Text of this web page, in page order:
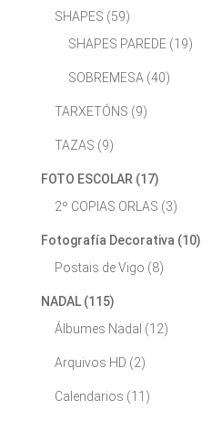
SHAPES (59)
SHAPES PAREDE (19)
SOBREMESA (40)
TARXETÓNS (9)
TAZAS (9)
FOTO ESCOLAR (17)
2º COPIAS ORLAS (3)
Fotografía Decorativa (10)
Postais de Vigo (8)
NADAL (115)
Álbumes Nadal (12)
Arquivos HD (2)
Calendarios (11)